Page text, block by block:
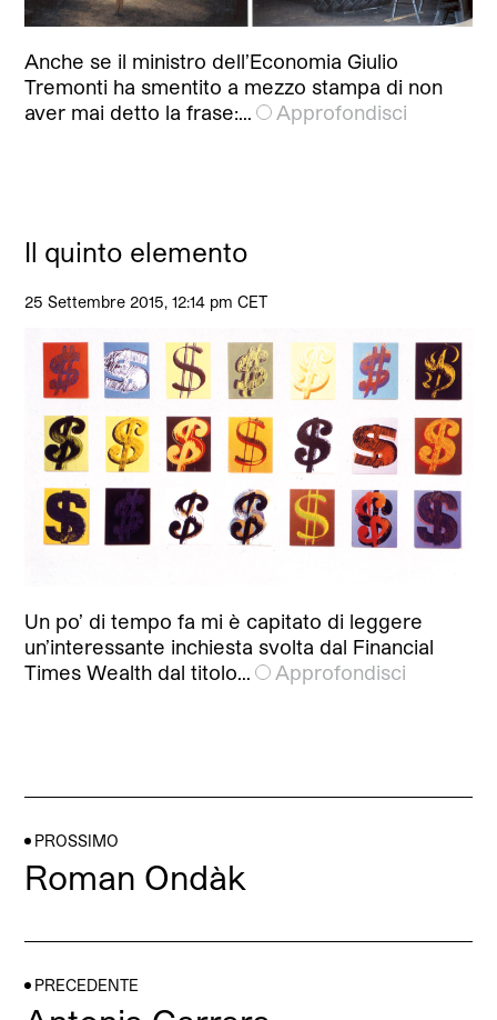
Anche se il ministro dell’Economia Giulio
Tremonti ha smentito a mezzo stampa di non
aver mai detto la frase:…
Approfondisci
Il quinto elemento
25 Settembre 2015, 12:14 pm CET
Un po’ di tempo fa mi è capitato di leggere
un’interessante inchiesta svolta dal Financial
Times Wealth dal titolo…
Approfondisci
PROSSIMO
Roman Ondàk
PRECEDENTE